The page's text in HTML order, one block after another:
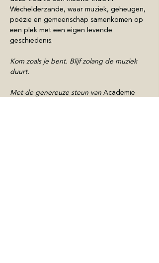
Wechelderzande, waar muziek, geheugen,
poëzie en gemeenschap samenkomen op
een plek met een eigen levende
geschiedenis.
Kom zoals je bent. Blijf zolang de muziek
duurt.
Met de genereuze steun van Academie